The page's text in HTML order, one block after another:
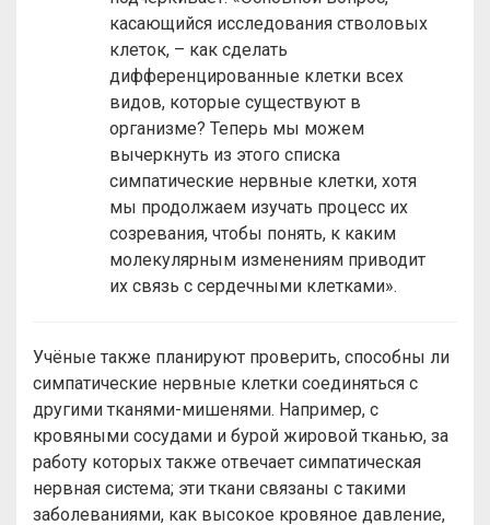
касающийся исследования стволовых
клеток, – как сделать
дифференцированные клетки всех
видов, которые существуют в
организме? Теперь мы можем
вычеркнуть из этого списка
симпатические нервные клетки, хотя
мы продолжаем изучать процесс их
созревания, чтобы понять, к каким
молекулярным изменениям приводит
их связь с сердечными клетками».
Учёные также планируют проверить, способны ли
симпатические нервные клетки соединяться с
другими тканями-мишенями. Например, с
кровяными сосудами и бурой жировой тканью, за
работу которых также отвечает симпатическая
нервная система; эти ткани связаны с такими
заболеваниями, как высокое кровяное давление,